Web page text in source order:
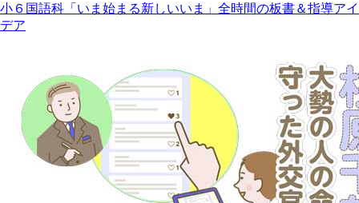
小６国語科「いま始まる新しいいま」全時間の板書＆指導アイ
デア